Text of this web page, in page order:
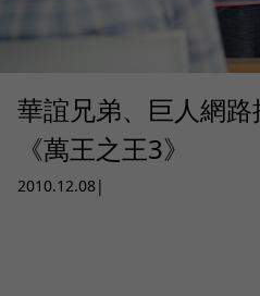
華誼兄弟、巨人網
《萬王之王3》
2010.12.08|